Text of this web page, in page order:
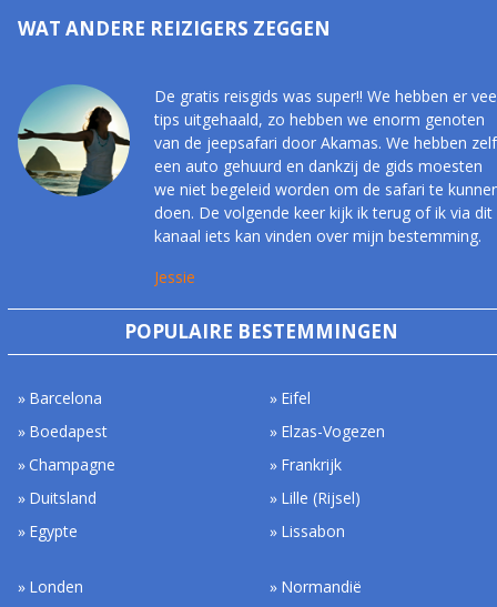
WAT ANDERE REIZIGERS ZEGGEN
De gratis reisgids was super!! We hebben er
tips uitgehaald, zo hebben we enorm genoten
van de jeepsafari door Akamas. We hebben zelf
een auto gehuurd en dankzij de gids moesten
we niet begeleid worden om de safari te
doen. De volgende keer kijk ik terug of ik via dit
kanaal iets kan vinden over mijn bestemming.
Jessie
POPULAIRE BESTEMMINGEN
Barcelona
Boedapest
Champagne
Duitsland
Egypte
Eifel
Elzas-Vogezen
Frankrijk
Lille (Rijsel)
Lissabon
Londen
Normandië